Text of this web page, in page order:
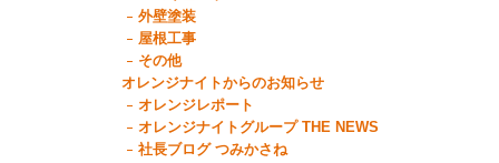
外壁塗装
屋根工事
その他
オレンジナイトからのお知らせ
オレンジレポート
オレンジナイトグループ THE NEWS
社長ブログ つみかさね